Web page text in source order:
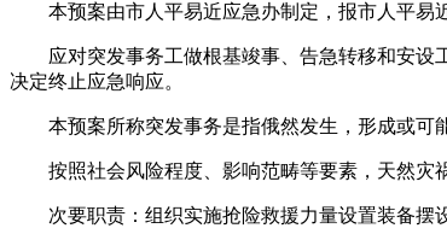
本预案由市人平易近应急办制定，报市人平易近
应对突发事务工做根基竣事、告急转移和安设工
决定终止应急响应。
本预案所称突发事务是指俄然发生，形成或可能
按照社会风险程度、影响范畴等要素，天然灾祸
次要职责：组织实施抢险救援力量设置装备摆设